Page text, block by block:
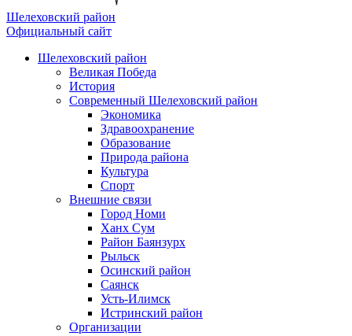
Шелеховский район
Официальный сайт
Шелеховский район
Великая Победа
История
Современный Шелеховский район
Экономика
Здравоохранение
Образование
Природа района
Культура
Спорт
Внешние связи
Город Номи
Ханх Сум
Район Баянзурх
Рыльск
Осинский район
Саянск
Усть-Илимск
Истринский район
Организации